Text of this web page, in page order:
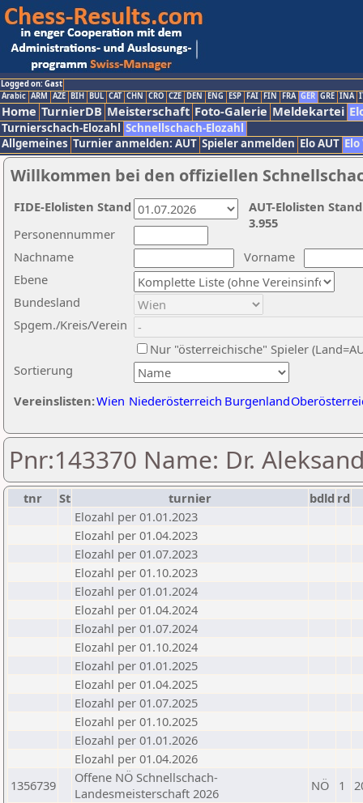
Logged on: Gast
Arabic ARM AZE BIH BUL CAT CHN CRO CZE DEN ENG ESP FAI FIN FRA GER GRE INA
Home TurnierDB Meisterschaft Foto-Galerie Meldekartei
Turnierschach-Elozahl Schnellschach-Elozahl
Allgemeines Turnier anmelden: AUT Spieler anmelden Elo AUT
Willkommen bei den offiziellen
Nachname
Vorname
Ebene
Sortierung
Personennummer
Bundesland
Spgem./Kreis/Verein
Nur "österreichische" Spieler
Vereinslisten:Wien Niederösterreich Burgenland
AUT-Elolisten
3.955
FIDE-Elolisten Stand
Pnr:143370 Name: Dr.
tnr St turnier bdld rd
Elozahl per 01.01.2023
Elozahl per 01.04.2023
Elozahl per 01.07.2023
Elozahl per 01.10.2023
Elozahl per 01.01.2024
Elozahl per 01.04.2024
Elozahl per 01.07.2024
Elozahl per 01.10.2024
Elozahl per 01.01.2025
Elozahl per 01.04.2025
Elozahl per 01.07.2025
Elozahl per 01.10.2025
Elozahl per 01.01.2026
Elozahl per 01.04.2026
1356739
Offene NÖ Schnellschach-
Landesmeisterschaft 2026
NÖ 1